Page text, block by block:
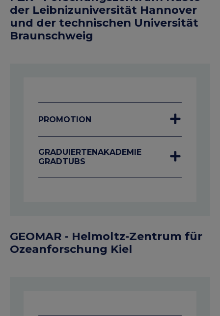
der Leibnizuniversität Hannover
und der technischen Universität
Braunschweig
PROMOTION
GRADUIERTENAKADEMIE
GRADTUBS
GEOMAR - Helmoltz-Zentrum für
Ozeanforschung Kiel